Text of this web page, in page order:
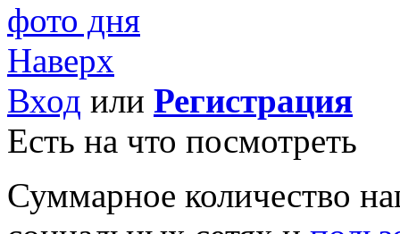
фото дня
Наверх
Вход или Регистрация
Есть на что посмотреть
Суммарное количество